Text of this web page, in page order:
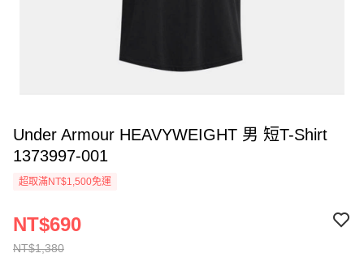
Under Armour HEAVYWEIGHT 男 短T-Shirt
1373997-001
超取滿NT$1,500免運
NT$1,380
NT$690